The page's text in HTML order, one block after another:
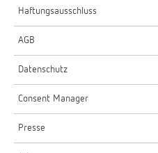
Haftungsausschluss
AGB
Datenschutz
Consent Manager
Presse